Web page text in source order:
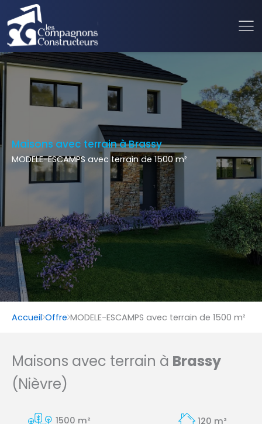
Maisons avec terrain à Brassy
MODELE-ESCAMPS avec terrain de 1500 m²
Accueil Offre MODELE-ESCAMPS avec terrain de 1500 m²
Maisons avec terrain à Brassy
(Nièvre)
1500 m²
120 m²